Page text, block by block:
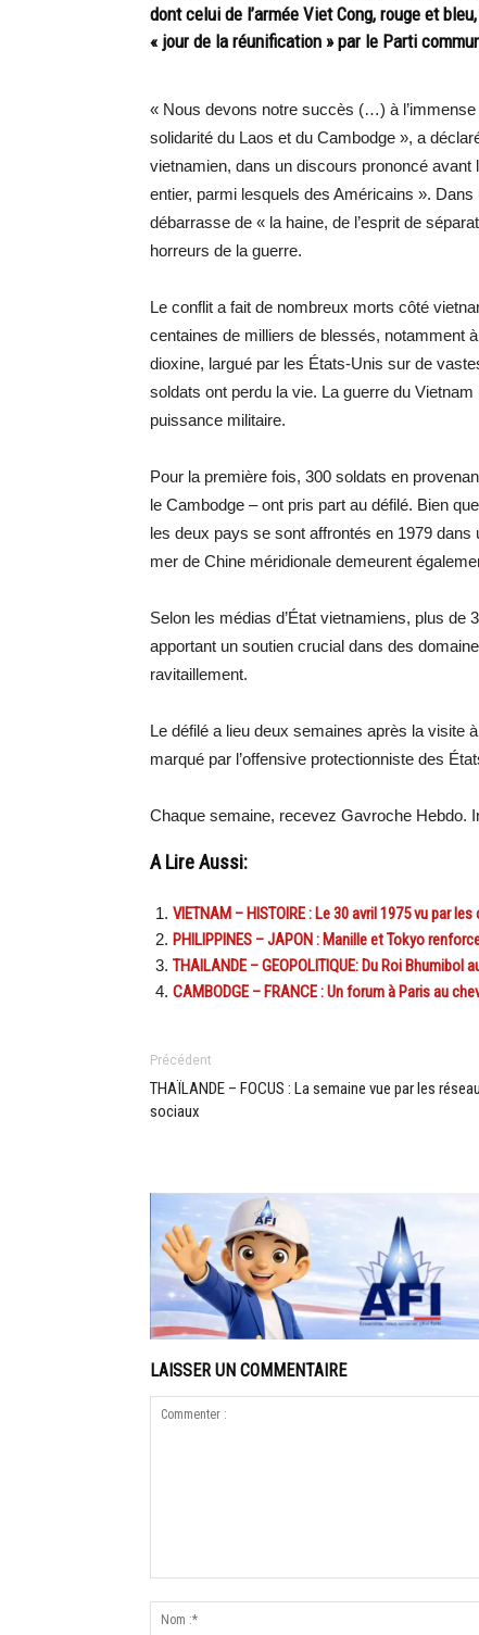
dont celui de l’armée Viet Cong, rouge et
« jour de la réunification » par le Parti
« Nous devons notre succès (…) à
solidarité du Laos et du Cambodge », a
vietnamien, dans un discours prononcé
entier, parmi lesquels des Américains ».
débarrasse de « la haine, de l’esprit de
horreurs de la guerre.
Le conflit a fait de nombreux morts côté
centaines de milliers de blessés, notamment
dioxine, largué par les États-Unis sur de
soldats ont perdu la vie. La guerre du
puissance militaire.
Pour la première fois, 300 soldats en
le Cambodge – ont pris part au défilé. Bien
les deux pays se sont affrontés en 1979
mer de Chine méridionale demeurent
Selon les médias d’État vietnamiens, plus de
apportant un soutien crucial dans des
ravitaillement.
Le défilé a lieu deux semaines après la visite
marqué par l’offensive protectionniste des
Chaque semaine, recevez Gavroche Hebdo.
A Lire Aussi:
VIETNAM – HISTOIRE : Le 30 avril 1975 vu par
PHILIPPINES – JAPON : Manille et Tokyo
THAILANDE – GEOPOLITIQUE: Du Roi
CAMBODGE – FRANCE : Un forum à Paris au
Précédent
THAÏLANDE – FOCUS : La semaine vue par les
sociaux
LAISSER UN COMMENTAIRE